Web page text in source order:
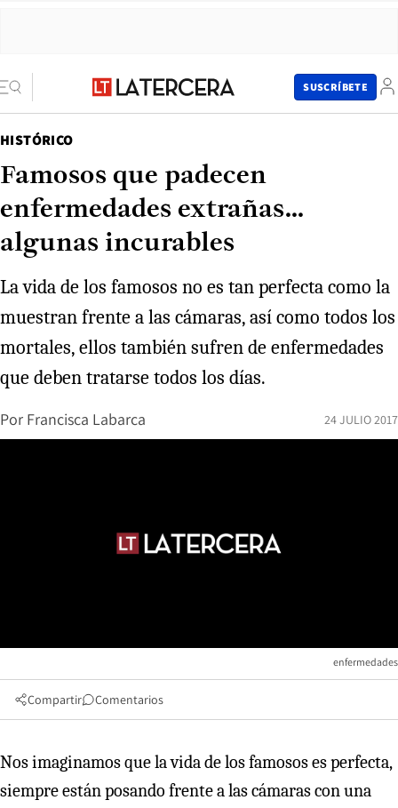
SUSCRÍBETE
HISTÓRICO
Famosos que padecen
enfermedades extrañas...
algunas incurables
La vida de los famosos no es tan perfecta como la
muestran frente a las cámaras, así como todos los
mortales, ellos también sufren de enfermedades
que deben tratarse todos los días.
Por Francisca Labarca 24 JULIO 2017
enfermedades
Compartir Comentarios
Nos imaginamos que la vida de los famosos es perfecta,
siempre están posando frente a las cámaras con una